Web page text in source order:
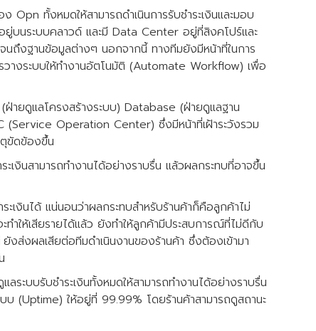
ทั้งหมดให้สามารถดำเนินการรับชำระเงินและมอบ
ยู่บนระบบคลาวด์ และมี Data Center อยู่ที่สิงคโปร์และ
ถึงฐานข้อมูลต่างๆ นอกจากนี้ ทางทีมยังมีหน้าที่ในการ
วางระบบให้ทำงานอัตโนมัติ (Automate Workflow) เพื่อ
ยดูแลโครงสร้างระบบ) Database (ฝ่ายดูแลฐาน
(Service Operation Center) ซึ่งมีหน้าที่เฝ้าระวังรวม
ขัดข้องขึ้น
งินสามารถทำงานได้อย่างราบรื่น แล้วผลกระทบที่อาจขึ้น
ะเงินได้ แน่นอนว่าผลกระทบสำหรับร้านค้าก็คือลูกค้าไม่
ำให้เสียรายได้แล้ว ยังทำให้ลูกค้ามีประสบการณ์ที่ไม่ดีกับ
ส่งผลเสียต่อทีมดำเนินงานของร้านค้า ซึ่งต้องเข้ามา
ะบบรับชำระเงินทั้งหมดให้สามารถทำงานได้อย่างราบรื่น
บ (Uptime) ให้อยู่ที่ 99.99% โดยร้านค้าสามารถดูสถานะ